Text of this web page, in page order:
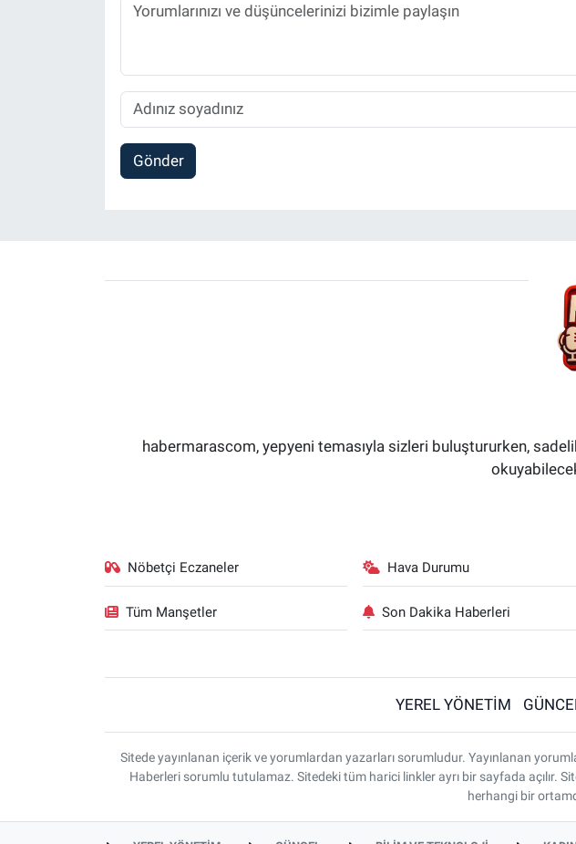
Gönder
habermarascom, yepyeni temasıyla sizleri buluştururken,
Nöbetçi Eczaneler Hava Durumu
Tüm Manşetler Son Dakika Haberleri
YEREL YÖNETİM
Sitede yayınlanan içerik ve yorumlardan yazarları sorumludur. Yayınlanan
Haberleri sorumlu tutulamaz. Sitedeki tüm harici linkler ayrı bir sayfada açılır.
herhangi bir